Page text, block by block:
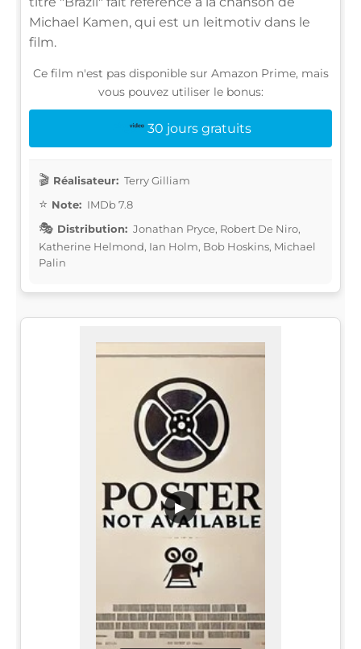
Michael Kamen, qui est un leitmotiv dans le
film.
Ce film n'est pas disponible sur Amazon Prime, mais
vous pouvez utiliser le bonus:
30 jours gratuits
Réalisateur: Terry Gilliam
Note: IMDb 7.8
Distribution: Jonathan Pryce, Robert De Niro,
Katherine Helmond, Ian Holm, Bob Hoskins, Michael
Palin
▶